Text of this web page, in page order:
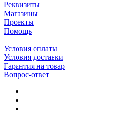
Реквизиты
Магазины
Проекты
Помощь
Условия оплаты
Условия доставки
Гарантия на товар
Вопрос-ответ